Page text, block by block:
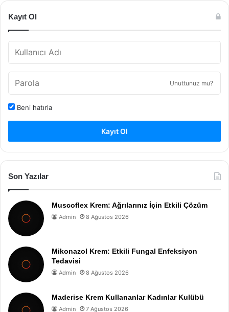
Kayıt Ol
Unuttunuz mu?
Beni hatırla
Kayıt Ol
Son Yazılar
Muscoflex Krem: Ağrılarınız İçin Etkili Çözüm
Admin 8 Ağustos 2026
Mikonazol Krem: Etkili Fungal Enfeksiyon
Tedavisi
Admin 8 Ağustos 2026
Maderise Krem Kullananlar Kadınlar Kulübü
Admin 7 Ağustos 2026